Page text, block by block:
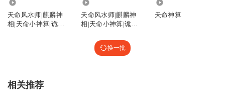
天命风水师|麒麟神
相|天命小神算|诡道
天命风水师|麒麟神
相|天命小神算|诡道
天命神算
换一批
相关推荐